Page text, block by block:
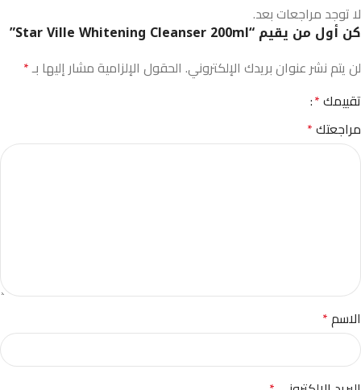
لا توجد مراجعات بعد.
كن أول من يقيم “Star Ville Whitening Cleanser 200ml”
لن يتم نشر عنوان بريدك الإلكتروني. الحقول الإلزامية مشار إليها بـ*
تقييمك*
مراجعتك*
الاسم*